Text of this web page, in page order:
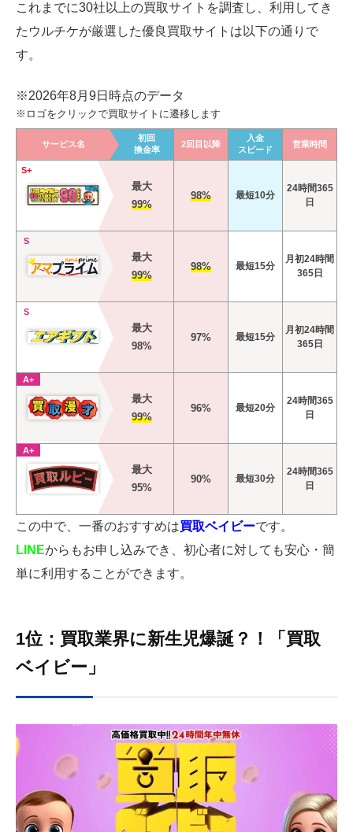
これまでに30社以上の買取サイトを調査し、利用してき
たウルチケが厳選した優良買取サイトは以下の通りで
す。
※2026年8月9日時点のデータ
※ロゴをクリックで買取サイトに遷移します
サービス名
初回
換金率
2回目以降
入金
スピード
営業時間
S+
最大
99%
98% 最短10分
24時間365
日
S
最大
99%
98% 最短15分
月初24時間
365日
S
最大
98%
97% 最短15分
月初24時間
365日
A+
最大
99%
96% 最短20分
24時間365
日
A+
最大
95%
90% 最短30分
24時間365
日
この中で、一番のおすすめは買取ベイビーです。
LINEからもお申し込みでき、初心者に対しても安心・簡
単に利用することができます。
1位：買取業界に新生児爆誕？！「買取
ベイビー」